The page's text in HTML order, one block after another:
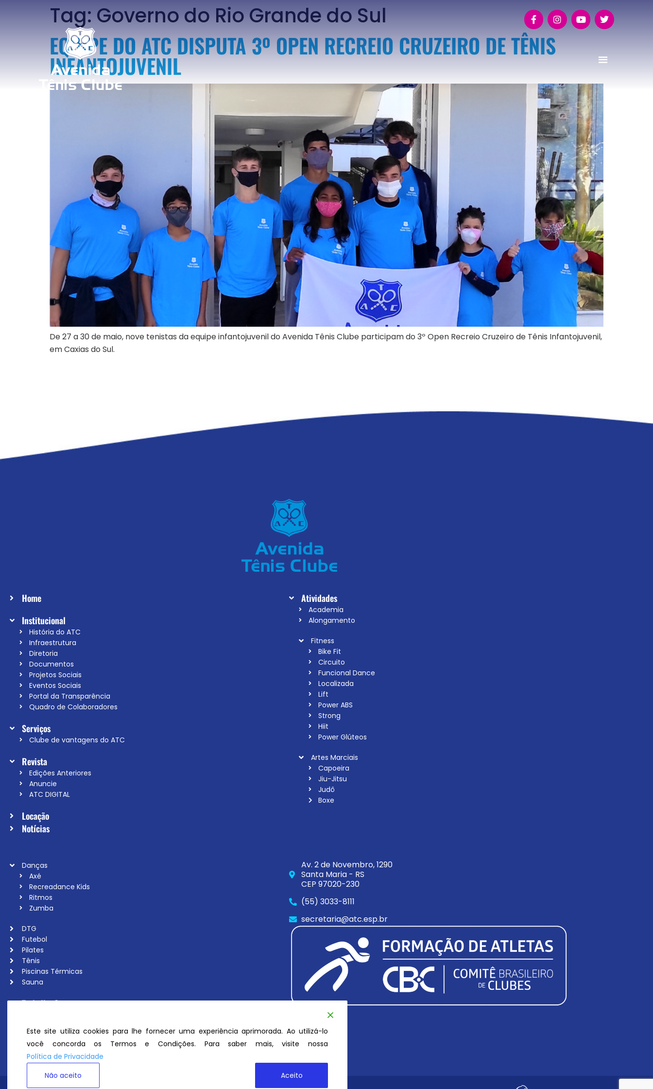
Tag:Governo do Rio Grande do Sul
EQUIPE DO ATC DISPUTA 3º OPEN RECREIO CRUZEIRO DE TÊNIS
INFANTOJUVENIL
De 27 a 30 de maio, nove tenistas da equipe infantojuvenil do Avenida Tênis Clube participam do 3º Open Recreio Cruzeiro de Tênis Infantojuvenil,
em Caxias do Sul.
Home
Institucional
História do ATC
Infraestrutura
Diretoria
Documentos
Projetos Sociais
Eventos Sociais
Portal da Transparência
Quadro de Colaboradores
Serviços
Clube de vantagens do ATC
Revista
Edições Anteriores
Anuncie
ATC DIGITAL
Locação
Notícias
Atividades
Academia
Alongamento
Fitness
Bike Fit
Circuito
Funcional Dance
Localizada
Lift
Power ABS
Strong
Hiit
Power Glúteos
Artes Marciais
Capoeira
Jiu-Jitsu
Judô
Boxe
Danças
Axé
Recreadance Kids
Ritmos
Zumba
DTG
Futebol
Pilates
Tênis
Piscinas Térmicas
Sauna
Trabalhe Conosco
Ouvidoria
Política de Privacidade
Perguntas Frequentes
Av. 2 de Novembro, 1290
Santa Maria - RS
CEP 97020-230
(55) 3033-8111
secretaria@atc.esp.br
Este site utiliza cookies para lhe fornecer uma experiência aprimorada. Ao utilizá-lo
você concorda os Termos e Condições. Para saber mais, visite nossa
Política de Privacidade
Não aceito
Aceito